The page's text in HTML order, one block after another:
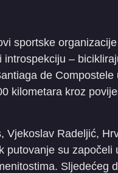
sportske organizacije
–
de Compostele
kilometara kroz
Radeljić,
putovanje su započeli
Sljedećeg